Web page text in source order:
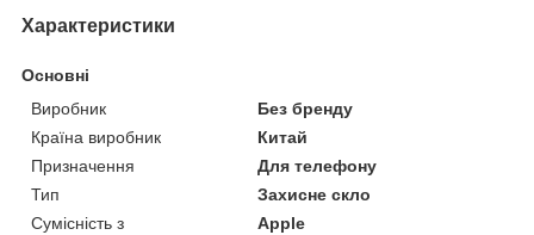
Характеристики
Основні
Виробник
Без бренду
Країна виробник
Китай
Призначення
Для телефону
Тип
Захисне скло
Сумісність з
Apple